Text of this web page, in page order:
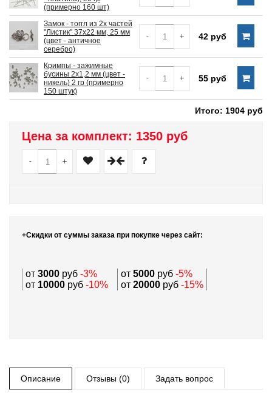
(примерно 160 шт)
Замок - тоггл из 2х частей
"Листик" 37х22 мм, 25 мм
(цвет - античное
серебро)
- + 42 руб
Кримпы - зажимные
бусины 2х1,2 мм (цвет -
никель) 2 гр (примерно
150 штук)
- + 55 руб
Итого: 1904 руб
Цена за комплект: 1350 руб
- +
+Скидки от суммы заказа при покупке через сайт:
от 3000 руб -3% от 5000 руб -5%
от 10000 руб -10% от 20000 руб -15%
Описание Отзывы (0) Задать вопрос